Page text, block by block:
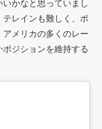
かなと思っていまし
レインも難しく、 ポ
アメリカの多くのレー
ポジションを維持する